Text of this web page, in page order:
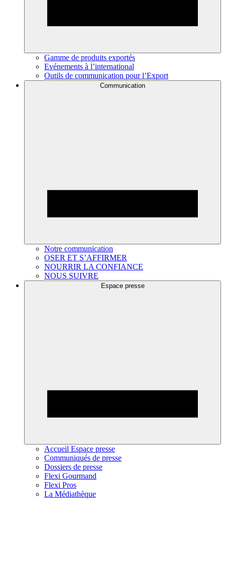
Gamme de produits exportés
Evénements à l’international
Outils de communication pour l’Export
Communication
Notre communication
OSER ET S’AFFIRMER
NOURRIR LA CONFIANCE
NOUS SUIVRE
Espace presse
Accueil Espace presse
Communiqués de presse
Dossiers de presse
Flexi Gourmand
Flexi Pros
La Médiathèque